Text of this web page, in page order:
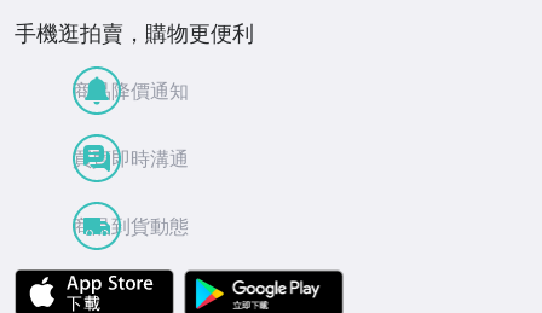
手機逛拍賣，購物更便利
商品降價通知
買賣即時溝通
商品到貨動態
APP Store